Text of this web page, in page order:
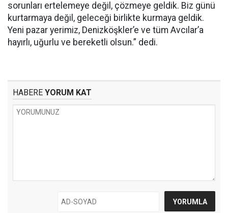
sorunları ertelemeye değil, çözmeye geldik. Biz günü
kurtarmaya değil, geleceği birlikte kurmaya geldik.
Yeni pazar yerimiz, Denizköşkler’e ve tüm Avcılar’a
hayırlı, uğurlu ve bereketli olsun.” dedi.
HABERE YORUM KAT